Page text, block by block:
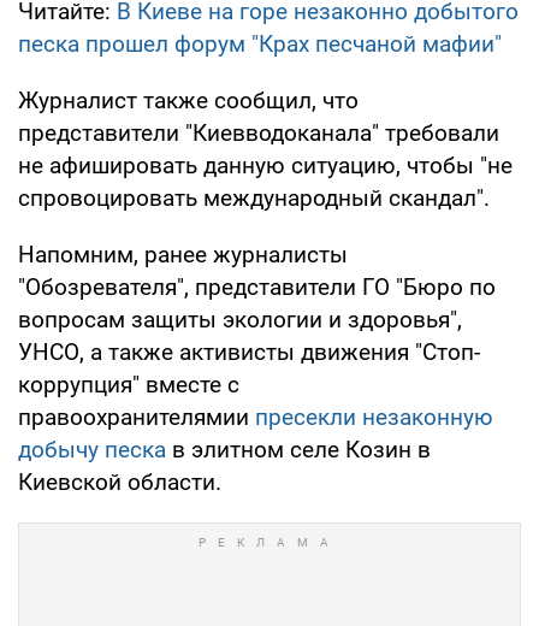
Читайте: В Киеве на горе незаконно добытого
песка прошел форум "Крах песчаной мафии"
Журналист также сообщил, что
представители "Киевводоканала" требовали
не афишировать данную ситуацию, чтобы "не
спровоцировать международный скандал".
Напомним, ранее журналисты
"Обозревателя", представители ГО "Бюро по
вопросам защиты экологии и здоровья",
УНСО, а также активисты движения "Стоп-
коррупция" вместе с
правоохранителямии пресекли незаконную
добычу песка в элитном селе Козин в
Киевской области.